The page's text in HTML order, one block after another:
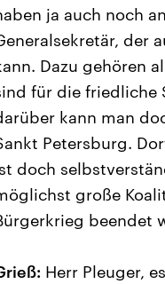
ja auch noch
der
Dazu gehören
für die friedliche
kann man
Petersburg.
doch
große
beendet
Herr Pleuger,